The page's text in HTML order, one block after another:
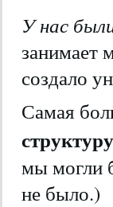
У нас
занимает
создало
Самая
мы могли
не было.)